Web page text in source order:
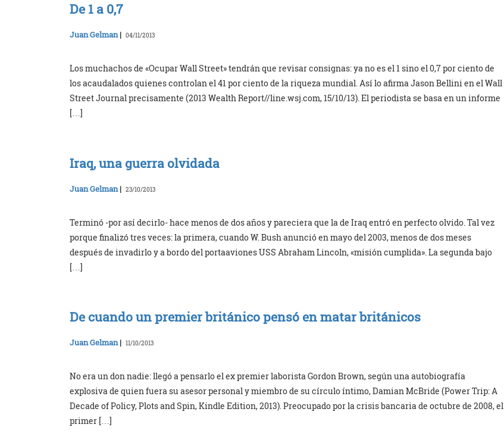
De 1 a 0,7
Juan Gelman| 04/11/2013
Los muchachos de «Ocupar Wall Street» tendrán que revisar consignas: ya no es el 1 sino el 0,7 por ciento de
los acaudalados quienes controlan el 41 por ciento de la riqueza mundial. Así lo afirma Jason Bellini en el Wall
Street Journal precisamente (2013 Wealth Report//line.wsj.com, 15/10/13). El periodista se basa en un informe
[…]
Iraq, una guerra olvidada
Juan Gelman| 23/10/2013
Terminó -por así decirlo- hace menos de dos años y pareciera que la de Iraq entró en perfecto olvido. Tal vez
porque finalizó tres veces: la primera, cuando W. Bush anunció en mayo del 2003, menos de dos meses
después de invadirlo y a bordo del portaaviones USS Abraham Lincoln, «misión cumplida». La segunda bajo
[…]
De cuando un premier británico pensó en matar británicos
Juan Gelman| 11/10/2013
No era un don nadie: llegó a pensarlo el ex premier laborista Gordon Brown, según una autobiografía
explosiva de quien fuera su asesor personal y miembro de su círculo íntimo, Damian McBride (Power Trip: A
Decade of Policy, Plots and Spin, Kindle Edition, 2013). Preocupado por la crisis bancaria de octubre de 2008, el
primer […]